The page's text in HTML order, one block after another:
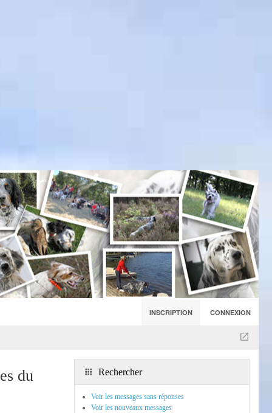
INSCRIPTION CONNEXION
du Rechercher
Voir les messages sans réponses
Voir les nouveaux messages